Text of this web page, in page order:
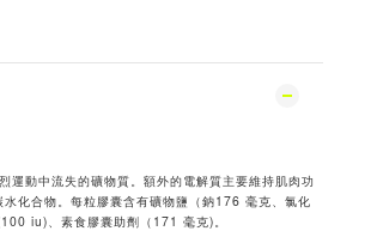
動中流失的礦物質。額外的電解質主要維持肌肉功
化合物。每粒膠囊含有礦物鹽（鈉176 毫克、氯化
iu)、素食膠囊助劑（171 毫克)。